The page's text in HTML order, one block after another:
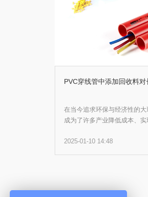
PVC穿线管中添加回收料
在当今追求环保与经济性的
成为了许多产业降低成本、
尤其是对其长期性能可能产生
2025-01-10 14:48